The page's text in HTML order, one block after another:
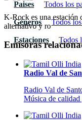
Paises Todos los
Géneros Todos
Estaciones Todos
K-Rock es una estación
alternativo y ro
Emisoras
Radio Val de
Radio Val de
Música de calidad